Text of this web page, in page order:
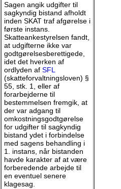
Sagen angik udgifter til
sagkyndig bistand afholdt
inden SKAT traf afgørelse i
første instans.
Skatteankestyrelsen fandt,
at udgifterne ikke var
godtgørelsesberettigede,
idet det hverken af
ordlyden af SFL
(skatteforvaltningsloven) §
55, stk. 1, eller af
forarbejderne til
bestemmelsen fremgik, at
der var adgang til
omkostningsgodtgørelse
for udgifter til sagkyndig
bistand ydet i forbindelse
med sagens behandling i
1. instans, når bistanden
havde karakter af at være
forberedende arbejde til
en eventuel senere
klagesag.